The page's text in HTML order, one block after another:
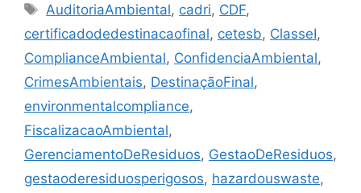
AuditoriaAmbiental, cadri, CDF,
certificadodedestinacaofinal, cetesb, ClasseI,
ComplianceAmbiental, ConfidenciaAmbiental,
CrimesAmbientais, DestinaçãoFinal,
environmentalcompliance,
FiscalizacaoAmbiental,
GerenciamentoDeResiduos, GestaoDeResiduos,
gestaoderesiduosperigosos, hazardouswaste,